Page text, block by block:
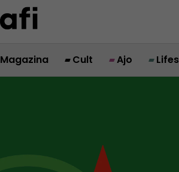
Magazina Cult Ajo